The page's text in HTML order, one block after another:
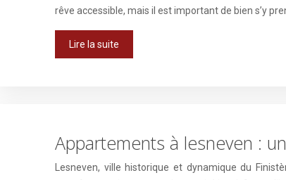
rêve accessible, mais il est important de bien s’y
Lire la suite
Appartements à lesneven :
Lesneven, ville historique et dynamique du